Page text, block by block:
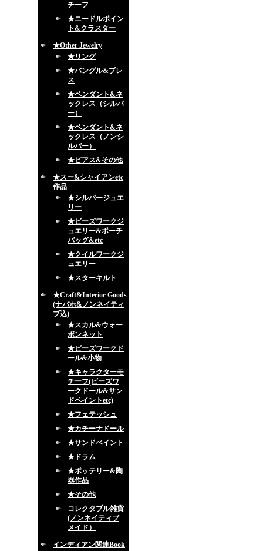
チーフ
★ニードルポイン
ト&クラスター
★Other Jewelry
★リング
★バングル&ブレ
ス
★ペンダント&ネ
ックレス（シルバ
ー）
★ペンダント&ネ
ックレス（ノンシ
ルバー）
★ピアス&その他
★スー&シャイアンetc
作品
★シルバージュエ
リー
★ビーズワークジ
ュエリー&ポーチ
バッグ&etc
★クイルワークジ
ュエリー
★スターキルト
★Craft&Interior Goods
(ナバホ&ノンネイティ
ブ込)
★スカル&ウォー
ボンネット
★ビーズワークド
ール&小物
★キャラクターモ
チーフ(ビーズワ
ークドール&サン
ドペイントetc)
★フェテッシュ
★カチーナドール
★サンドペイント
★ドラム
★ポッテリー&陶
器作品
★その他
コレクタブル雑貨
(ノンネイティブ
メイド）
インディアン関連Book